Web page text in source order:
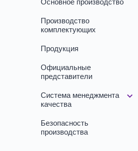
Основное производство
Производство
комплектующих
Продукция
Официальные
представители
Система менеджмента
качества
Безопасность
производства